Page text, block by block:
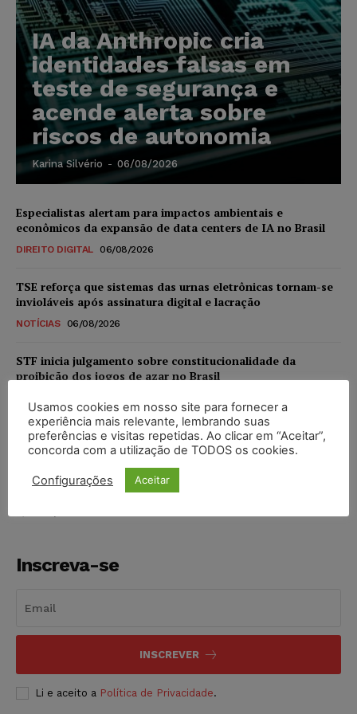
IA da Anthropic cria
identidades falsas em
teste de segurança e
acende alerta sobre
riscos de autonomia
Karina Silvério - 06/08/2026
Especialistas alertam para impactos ambientais e
econômicos da expansão de data centers de IA no Brasil
DIREITO DIGITAL 06/08/2026
TSE reforça que sistemas das urnas eletrônicas tornam-se
invioláveis após assinatura digital e lacração
NOTÍCIAS 06/08/2026
STF inicia julgamento sobre constitucionalidade da
proibição dos jogos de azar no Brasil
Projeto proíbe venda de vapes para nascidos a partir de
2009
Inscreva-se
INSCREVER
Li e aceito a Política de Privacidade.
Usamos cookies em nosso site para fornecer a
experiência mais relevante, lembrando suas
preferências e visitas repetidas. Ao clicar em “Aceitar”,
concorda com a utilização de TODOS os cookies.
Configurações Aceitar